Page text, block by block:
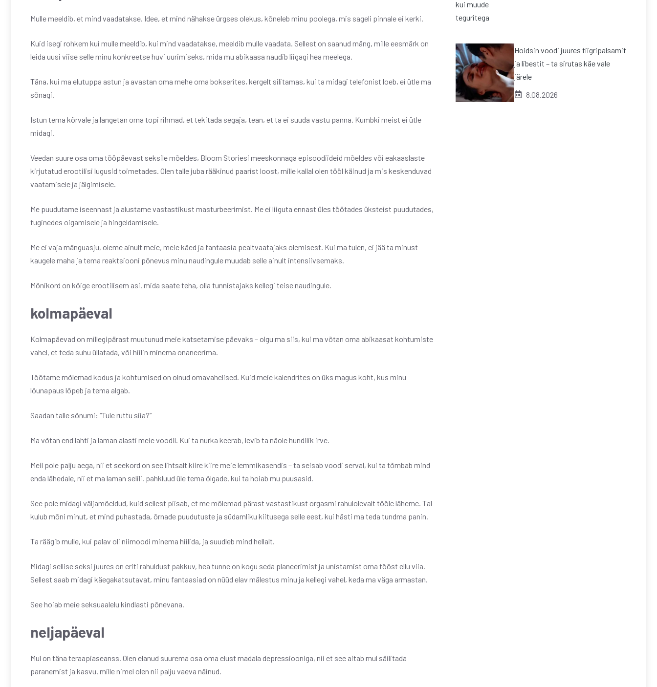
Mulle meeldib, et mind vaadatakse. Idee, et mind nähakse ürgses olekus, kõneleb minu poolega, mis sageli pinnale ei kerki.
Kuid isegi rohkem kui mulle meeldib, kui mind vaadatakse, meeldib mulle vaadata. Sellest on saanud mäng, mille eesmärk on
leida uusi viise selle minu konkreetse huvi uurimiseks, mida mu abikaasa naudib liigagi hea meelega.
Täna, kui ma elutuppa astun ja avastan oma mehe oma bokserites, kergelt silitamas, kui ta midagi telefonist loeb, ei ütle ma
sõnagi.
Istun tema kõrvale ja langetan oma topi rihmad, et tekitada segaja, tean, et ta ei suuda vastu panna. Kumbki meist ei ütle
midagi.
Veedan suure osa oma tööpäevast seksile mõeldes, Bloom Storiesi meeskonnaga episoodiideid mõeldes või eakaaslaste
kirjutatud erootilisi lugusid toimetades. Olen talle juba rääkinud paarist loost, mille kallal olen tööl käinud ja mis keskenduvad
vaatamisele ja jälgimisele.
Me puudutame iseennast ja alustame vastastikust masturbeerimist. Me ei liiguta ennast üles töötades üksteist puudutades,
tuginedes oigamisele ja hingeldamisele.
Me ei vaja mänguasju, oleme ainult meie, meie käed ja fantaasia pealtvaatajaks olemisest. Kui ma tulen, ei jää ta minust
kaugele maha ja tema reaktsiooni põnevus minu naudingule muudab selle ainult intensiivsemaks.
Mõnikord on kõige erootilisem asi, mida saate teha, olla tunnistajaks kellegi teise naudingule.
kolmapäeval
Kolmapäevad on millegipärast muutunud meie katsetamise päevaks – olgu ma siis, kui ma võtan oma abikaasat kohtumiste
vahel, et teda suhu üllatada, või hiilin minema onaneerima.
Töötame mõlemad kodus ja kohtumised on olnud omavahelised. Kuid meie kalendrites on üks magus koht, kus minu
lõunapaus lõpeb ja tema algab.
Saadan talle sõnumi: “Tule ruttu siia?”
Ma võtan end lahti ja laman alasti meie voodil. Kui ta nurka keerab, levib ta näole hundilik irve.
Meil pole palju aega, nii et seekord on see lihtsalt kiire kiire meie lemmikasendis – ta seisab voodi serval, kui ta tõmbab mind
enda lähedale, nii et ma laman selili, pahkluud üle tema õlgade, kui ta hoiab mu puusasid.
See pole midagi väljamõeldud, kuid sellest piisab, et me mõlemad pärast vastastikust orgasmi rahulolevalt tööle läheme. Tal
kulub mõni minut, et mind puhastada, õrnade puudutuste ja südamliku kiitusega selle eest, kui hästi ma teda tundma panin.
Ta räägib mulle, kui palav oli niimoodi minema hiilida, ja suudleb mind hellalt.
Midagi sellise seksi juures on eriti rahuldust pakkuv, hea tunne on kogu seda planeerimist ja unistamist oma tööst ellu viia.
Sellest saab midagi käegakatsutavat, minu fantaasiad on nüüd elav mälestus minu ja kellegi vahel, keda ma väga armastan.
See hoiab meie seksuaalelu kindlasti põnevana.
neljapäeval
Mul on täna teraapiaseanss. Olen elanud suurema osa oma elust madala depressiooniga, nii et see aitab mul säilitada
paranemist ja kasvu, mille nimel olen nii palju vaeva näinud.
Hoidsin voodi juures tiigripalsamit
ja libestit – ta sirutas käe vale
järele
8.08.2026